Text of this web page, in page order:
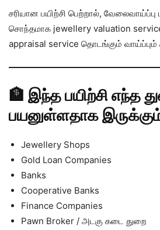
சரியான பயிற்சி பெற்றால்,
சொந்தமாக jewellery valuation
appraisal service தொடங்கும் வாய்ப்பும்
🏦 இந்த பயிற்சி எந்த
பயனுள்ளதாக
Jewellery Shops
Gold Loan Companies
Banks
Cooperative Banks
Finance Companies
Pawn Broker / அடகு கடை துறை